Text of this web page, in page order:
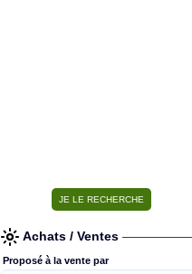
Achats / Ventes
Proposé à la vente par